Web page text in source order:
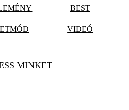
BEST
VIDEÓ
MINKET